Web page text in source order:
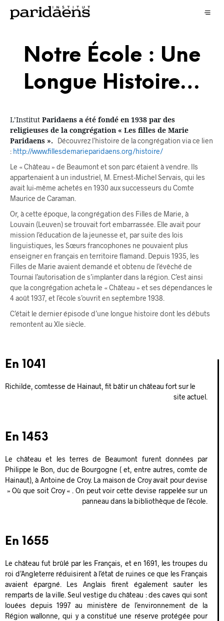
Notre École : Une
Longue Histoire…
L’Institut Paridaens a été fondé en 1938 par des
religieuses de la congrégation « Les filles de Marie
Paridaens ». Découvrez l’histoire de la congrégation via ce lien
: http://www.fillesdemarieparidaens.org/histoire/
Le « Château » de Beaumont et son parc étaient à vendre. Ils
appartenaient à un industriel, M. Ernest-Michel Servais, qui les
avait lui-même achetés en 1930 aux successeurs du Comte
Maurice de Caraman.
Or, à cette époque, la congrégation des Filles de Marie, à
Louvain (Leuven) se trouvait fort embarrassée. Elle avait pour
mission l’éducation de la jeunesse et, par suite des lois
linguistiques, les Sœurs francophones ne pouvaient plus
enseigner en français en territoire flamand. Depuis 1935, les
Filles de Marie avaient demandé et obtenu de l’évêché de
Tournai l’autorisation de s’implanter dans la région. C’est ainsi
que la congrégation acheta le « Château » et ses dépendances le
4 août 1937, et l’école s’ouvrit en septembre 1938.
C’était le dernier épisode d’une longue histoire dont les débuts
remontent au XIe siècle.
En 1041
Richilde, comtesse de Hainaut, fit bâtir un château fort sur le
site actuel.
En 1453
Le château et les terres de Beaumont furent données par
Philippe le Bon, duc de Bourgogne ( et, entre autres, comte de
Hainaut), à Antoine de Croy. La maison de Croy avait pour devise
» Où que soit Croy « . On peut voir cette devise rappelée sur un
panneau dans la bibliothèque de l’école.
En 1655
Le château fut brûlé par les Français, et en 1691, les troupes du
roi d’Angleterre réduisirent à l’état de ruines ce que les Français
avaient épargné. Les Anglais firent également sauter les
remparts de la ville. Seul vestige du château : des caves qui sont
louées depuis 1997 au ministère de l’environnement de la
Région wallonne, qui y a constitué une réserve protégée pour